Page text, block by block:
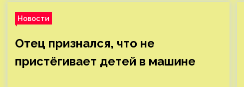
Новости
Отец признался, что не
пристёгивает детей в машине